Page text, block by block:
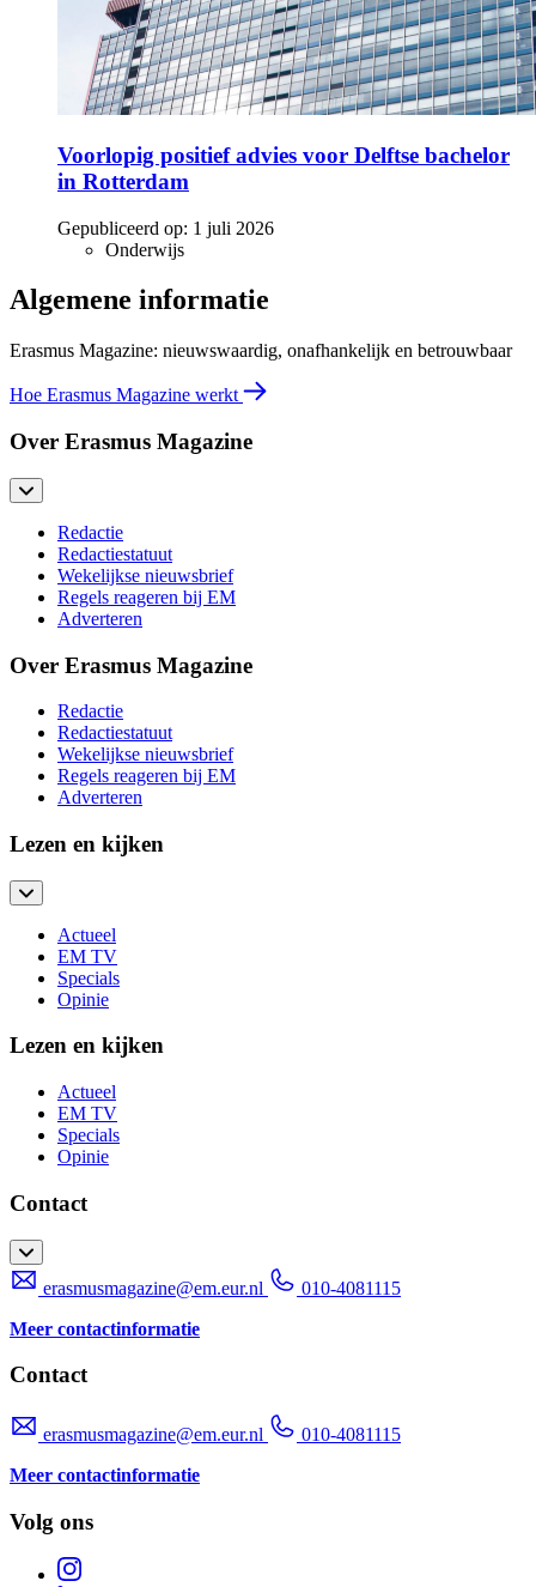
Voorlopig positief advies voor Delftse bachelor
in Rotterdam
Gepubliceerd op: 1 juli 2026
Onderwijs
Algemene informatie
Erasmus Magazine: nieuwswaardig, onafhankelijk en betrouwbaar
Hoe Erasmus Magazine werkt
Over Erasmus Magazine
Redactie
Redactiestatuut
Wekelijkse nieuwsbrief
Regels reageren bij EM
Adverteren
Over Erasmus Magazine
Redactie
Redactiestatuut
Wekelijkse nieuwsbrief
Regels reageren bij EM
Adverteren
Lezen en kijken
Actueel
EM TV
Specials
Opinie
Lezen en kijken
Actueel
EM TV
Specials
Opinie
Contact
erasmusmagazine@em.eur.nl
010-4081115
Meer contactinformatie
Contact
erasmusmagazine@em.eur.nl
010-4081115
Meer contactinformatie
Volg ons